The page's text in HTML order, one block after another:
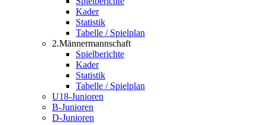
Kader
Statistik
Tabelle / Spielplan
2.Männermannschaft
Spielberichte
Kader
Statistik
Tabelle / Spielplan
U18-Junioren
B-Junioren
D-Junioren